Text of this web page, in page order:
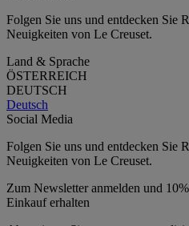
Folgen Sie uns und entdecken Sie
Neuigkeiten von Le Creuset.
Land & Sprache
ÖSTERREICH
DEUTSCH
Deutsch
Social Media
Folgen Sie uns und entdecken Sie
Neuigkeiten von Le Creuset.
Zum Newsletter anmelden und
Einkauf erhalten